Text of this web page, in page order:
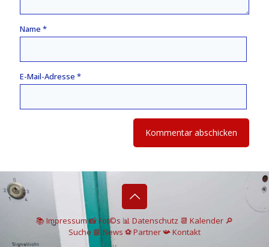
Name *
E-Mail-Adresse *
📚 Impressum📸Fot©s 📊 Datenschutz 📆 Kalender 🔎
Suche 📘 News ⚽Partner📯Kontakt